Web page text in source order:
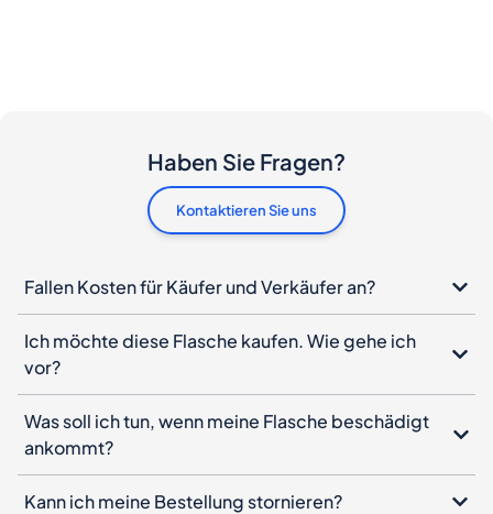
Haben Sie Fragen?
Kontaktieren Sie uns
Fallen Kosten für Käufer und Verkäufer an?
Ich möchte diese Flasche kaufen. Wie gehe ich
vor?
Was soll ich tun, wenn meine Flasche beschädigt
ankommt?
Kann ich meine Bestellung stornieren?